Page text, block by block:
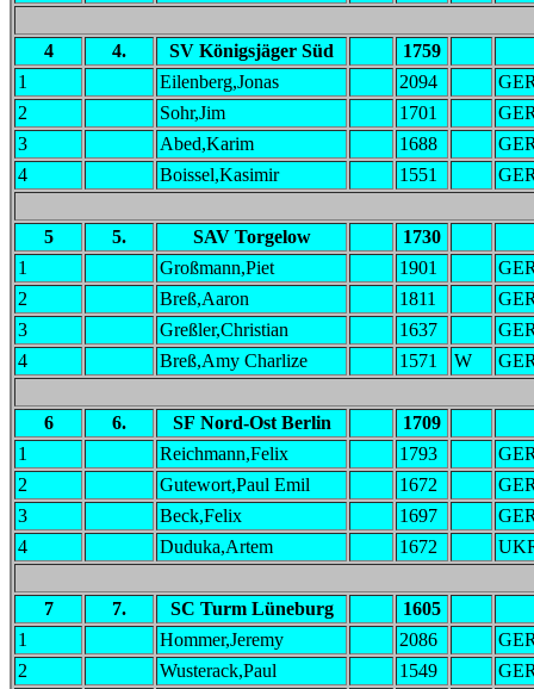
4 4. SV Königsjäger Süd
1759
1
Eilenberg,Jonas 2094
2
Sohr,Jim 1701
3
Abed,Karim 1688
4
Boissel,Kasimir 1551
5 5. SAV Torgelow
1730
1
Großmann,Piet 1901
2
Breß,Aaron 1811
3
Greßler,Christian 1637
4
Breß,Amy Charlize 1571 W
6 6. SF Nord-Ost Berlin
1709
1
Reichmann,Felix 1793
2
Gutewort,Paul Emil 1672
3
Beck,Felix 1697
4
Duduka,Artem 1672
7 7. SC Turm Lüneburg
1605
1
Hommer,Jeremy 2086
2
Wusterack,Paul 1549